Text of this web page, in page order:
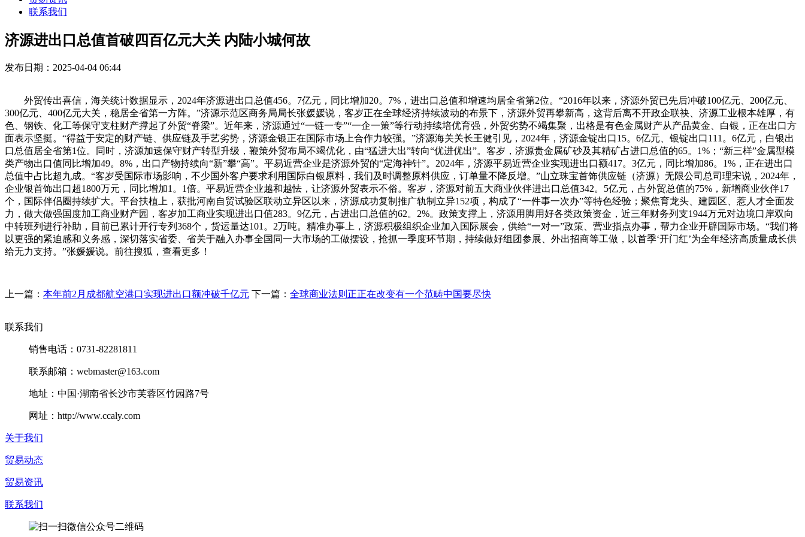
联系我们
济源进出口总值首破四百亿元大关 内陆小城何故
发布日期：2025-04-04 06:44
外贸传出喜信，海关统计数据显示，2024年济源进出口总值456。7亿元，同比增加20。7%，进出口总值和增速均居全省第2位。“2016年以来，济源外贸已先后冲破100亿元、200亿元、
300亿元、400亿元大关，稳居全省第一方阵。”济源示范区商务局局长张媛媛说，客岁正在全球经济持续波动的布景下，济源外贸再攀新高，这背后离不开政企联袂、济源工业根本雄厚，有
色、钢铁、化工等保守支柱财产撑起了外贸“脊梁”。近年来，济源通过“一链一专”“一企一策”等行动持续培优育强，外贸劣势不竭集聚，出格是有色金属财产从产品黄金、白银，正在出口方
面表示坚挺。“得益于安定的财产链、供应链及手艺劣势，济源金银正在国际市场上合作力较强。”济源海关关长王健引见，2024年，济源金锭出口15。6亿元、银锭出口111。6亿元，白银出
口总值居全省第1位。同时，济源加速保守财产转型升级，鞭策外贸布局不竭优化，由“猛进大出”转向“优进优出”。客岁，济源贵金属矿砂及其精矿占进口总值的65。1%；“新三样”金属型模
类产物出口值同比增加49。8%，出口产物持续向“新”攀“高”。平易近营企业是济源外贸的“定海神针”。2024年，济源平易近营企业实现进出口额417。3亿元，同比增加86。1%，正在进出口
总值中占比超九成。“客岁受国际市场影响，不少国外客户要求利用国际白银原料，我们及时调整原料供应，订单量不降反增。”山立珠宝首饰供应链（济源）无限公司总司理宋说，2024年，
企业银首饰出口超1800万元，同比增加1。1倍。平易近营企业越和越怯，让济源外贸表示不俗。客岁，济源对前五大商业伙伴进出口总值342。5亿元，占外贸总值的75%，新增商业伙伴17
个，国际伴侣圈持续扩大。平台扶植上，获批河南自贸试验区联动立异区以来，济源成功复制推广轨制立异152项，构成了“一件事一次办”等特色经验；聚焦育龙头、建园区、惹人才全面发
力，做大做强国度加工商业财产园，客岁加工商业实现进出口值283。9亿元，占进出口总值的62。2%。政策支撑上，济源用脚用好各类政策资金，近三年财务列支1944万元对边境口岸双向
中转班列进行补助，目前已累计开行专列368个，货运量达101。2万吨。精准办事上，济源积极组织企业加入国际展会，供给“一对一”政策、营业指点办事，帮力企业开辟国际市场。“我们将
以更强的紧迫感和义务感，深切落实省委、省关于融入办事全国同一大市场的工做摆设，抢抓一季度环节期，持续做好组团参展、外出招商等工做，以首季‘开门红’为全年经济高质量成长供
给无力支持。”张媛媛说。前往搜狐，查看更多！
上一篇： 本年前2月成都航空港口实现进出口额冲破千亿元 下一篇： 全球商业法则正正在改变有一个范畴中国要尽快
联系我们
销售电话：0731-82281811
联系邮箱：webmaster@163.com
地址：中国·湖南省长沙市芙蓉区竹园路7号
网址：http://www.ccaly.com
关于我们
贸易动态
贸易资讯
联系我们